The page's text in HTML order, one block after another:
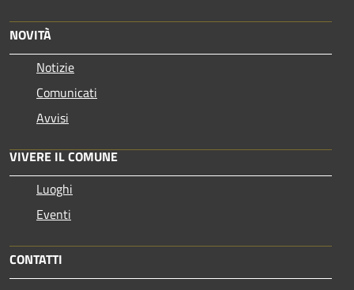
NOVITÀ
Notizie
Comunicati
Avvisi
VIVERE IL COMUNE
Luoghi
Eventi
CONTATTI